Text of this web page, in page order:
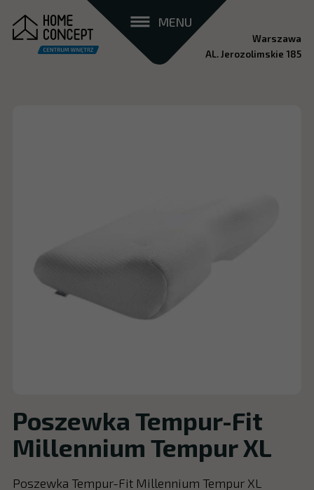
MENU
Warszawa
AL. Jerozolimskie 185
Poszewka Tempur-Fit
Millennium Tempur XL
Poszewka Tempur-Fit Millennium Tempur XL